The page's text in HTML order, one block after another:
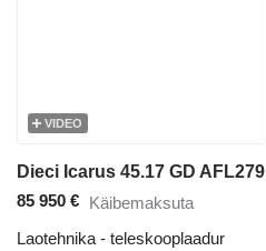
VIDEO
Dieci Icarus 45.17 GD AFL279
85 950 € Käibemaksuta
Laotehnika - teleskooplaadur